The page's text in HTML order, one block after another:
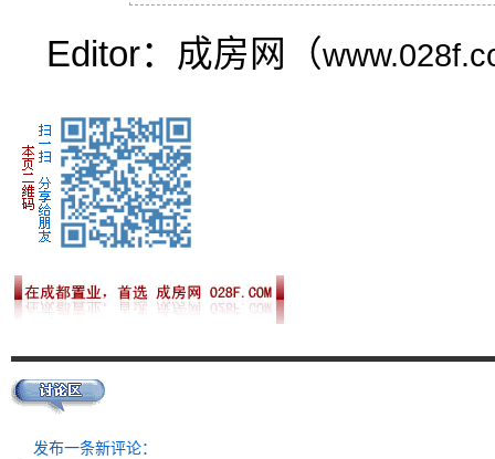
Editor：成房网（
发布一条新评论：